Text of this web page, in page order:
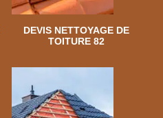
DEVIS NETTOYAGE DE
TOITURE 82